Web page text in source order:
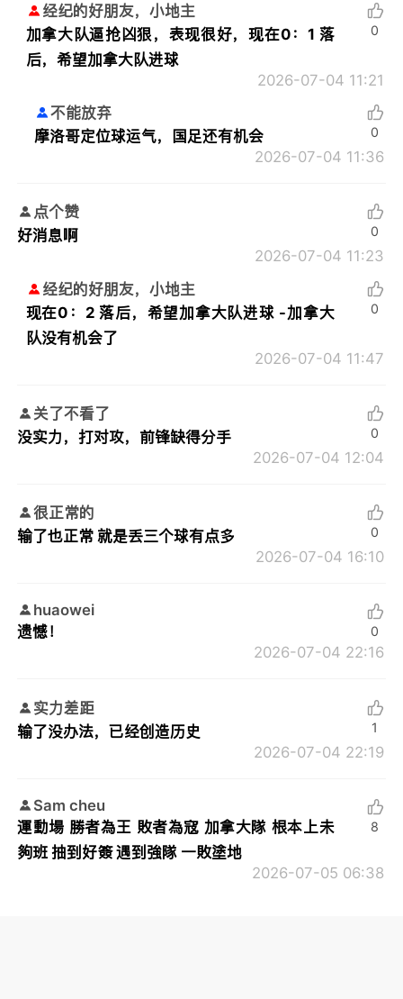
经纪的好朋友，小地主
加拿大队逼抢凶狠，表现很好，现在0：1 落
后，希望加拿大队进球
2026-07-04 11:21
0
不能放弃
摩洛哥定位球运气，国足还有机会
2026-07-04 11:36
0
点个赞
好消息啊
2026-07-04 11:23
0
经纪的好朋友，小地主
现在0：2 落后，希望加拿大队进球 -加拿大
队没有机会了
2026-07-04 11:47
0
关了不看了
没实力，打对攻，前锋缺得分手
2026-07-04 12:04
0
很正常的
输了也正常 就是丢三个球有点多
2026-07-04 16:10
0
huaowei
遗憾！
2026-07-04 22:16
0
实力差距
输了没办法，已经创造历史
2026-07-04 22:19
1
Sam cheu
運動場 勝者為王 敗者為寇 加拿大隊 根本上未
夠班 抽到好簽 遇到強隊 一敗塗地
2026-07-05 06:38
8